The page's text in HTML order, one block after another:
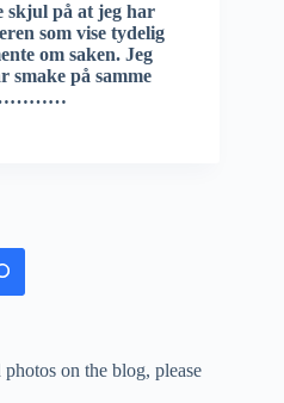
på at jeg har
som vise tydelig
om saken. Jeg
smake på samme
on the blog, please